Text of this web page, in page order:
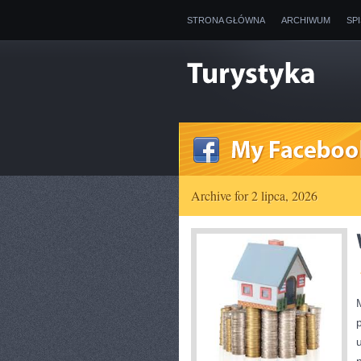
STRONA GŁÓWNA ARCHIWUM
Archive for 2 lipca, 2026